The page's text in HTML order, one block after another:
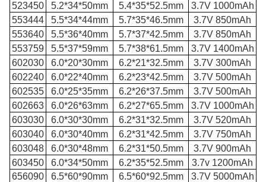
523450
5.2*34*50mm 5.4*35*52.5mm
3.7V 1000mAh
553444
5.5*34*44mm 5.7*35*46.5mm
3.7V 850mAh
553640
5.5*36*40mm 5.7*37*42.5mm
3.7V 850mAh
553759
5.5*37*59mm 5.7*38*61.5mm
3.7V 1400mAh
602030
6.0*20*30mm 6.2*21*32.5mm
3.7V 300mAh
602240
6.0*22*40mm 6.2*23*42.5mm
3.7V 500mAh
602535
6.0*25*35mm 6.2*26*37.5mm
3.7V 500mAh
602663
6.0*26*63mm 6.2*27*65.5mm
3.7V 1000mAh
603030
6.0*30*30mm 6.2*31*32.5mm
3.7V 520mAh
603040
6.0*30*40mm 6.2*31*42.5mm
3.7V 750mAh
603048
6.0*30*48mm 6.2*31*50.5mm
3.7V 900mAh
603450
6.0*34*50mm 6.2*35*52.5mm
3.7v 1200mAh
656090
6.5*60*90mm 6.5*60*92.5mm
3.7V 5000mAh